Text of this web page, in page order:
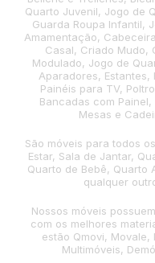
Quarto Juvenil, Jogo de
Guarda Roupa Infantil,
Amamentação,
Casal, Criado Mudo,
Modulado, Jogo de
Aparadores, Estantes,
Painéis para TV,
Bancadas com
Mesas e
São móveis para todos
Estar, Sala de Jantar,
Quarto de Bebê, Quarto
qualquer
Nossos móveis
com os melhores
estão Qmovi, Movale,
Multimóveis,